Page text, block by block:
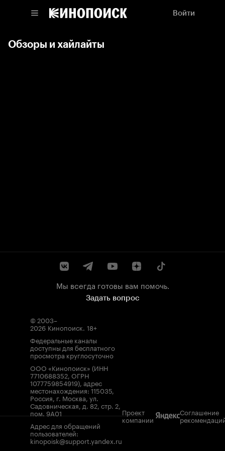
Войти
Обзоры и хайлайты
Мы всегда готовы вам помочь.
Задать вопрос
© 2003–
2026 Кинопоиск. 18+
Федеральные каналы
доступны для бесплатного
просмотра круглосуточно
ООО «Кинопоиск» (ИНН
7710688352, ОГРН
1077759854919), адрес
местонахождения: 115035,
Россия, г. Москва, ул.
Садовническая, д. 82, стр. 2,
пом. 9А01
Адрес для обращений
пользователей:
kinopoisk@support.yandex.ru
Проект
компании
Соглашение